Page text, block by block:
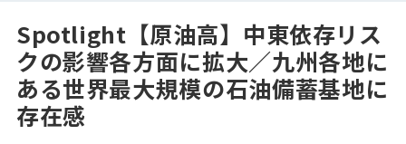
Spotlight【原油高】中東依存リス
クの影響各方面に拡大／九州各地に
ある世界最大規模の石油備蓄基地に
存在感